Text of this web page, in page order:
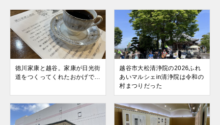
徳川家康と越谷。家康が日光街
道をつくってくれたおかげで…
越谷市大松清浄院の2026ふれ
あいマルシェin清浄院は令和の
村まつりだった